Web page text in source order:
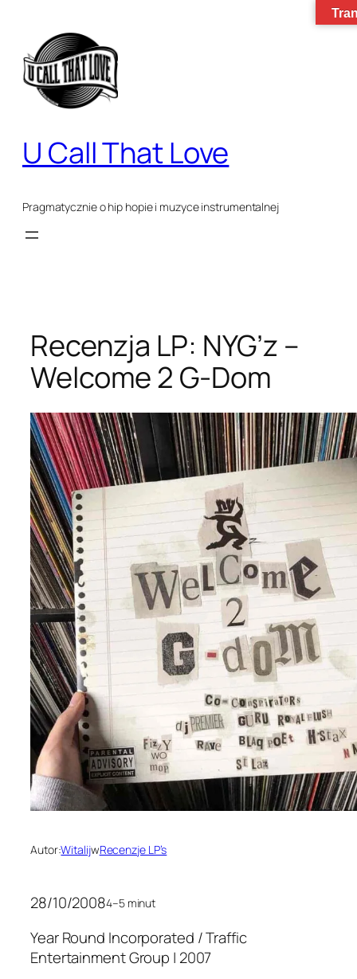
treści
U Call That Love
Pragmatycznie o hip hopie i muzyce instrumentalnej
Recenzja LP: NYG’z –
Welcome 2 G-Dom
Autor:WitalijwRecenzje LP’s
28/10/20084–5 minut
Year Round Incorporated / Traffic
Entertainment Group | 2007